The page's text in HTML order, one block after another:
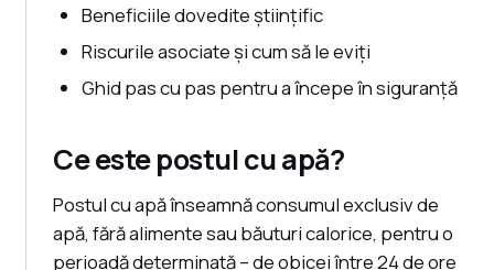
Beneficiile dovedite științific
Riscurile asociate și cum să le eviți
Ghid pas cu pas pentru a începe în siguranță
Ce este postul cu apă?
Postul cu apă înseamnă consumul exclusiv de
apă, fără alimente sau băuturi calorice, pentru o
perioadă determinată – de obicei între 24 de ore